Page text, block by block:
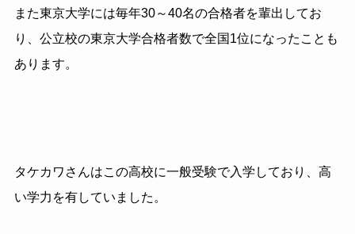
また東京大学には毎年30～40名の合格者を輩出してお
り、公立校の東京大学合格者数で全国1位になったことも
あります。
タケカワさんはこの高校に一般受験で入学しており、高
い学力を有していました。